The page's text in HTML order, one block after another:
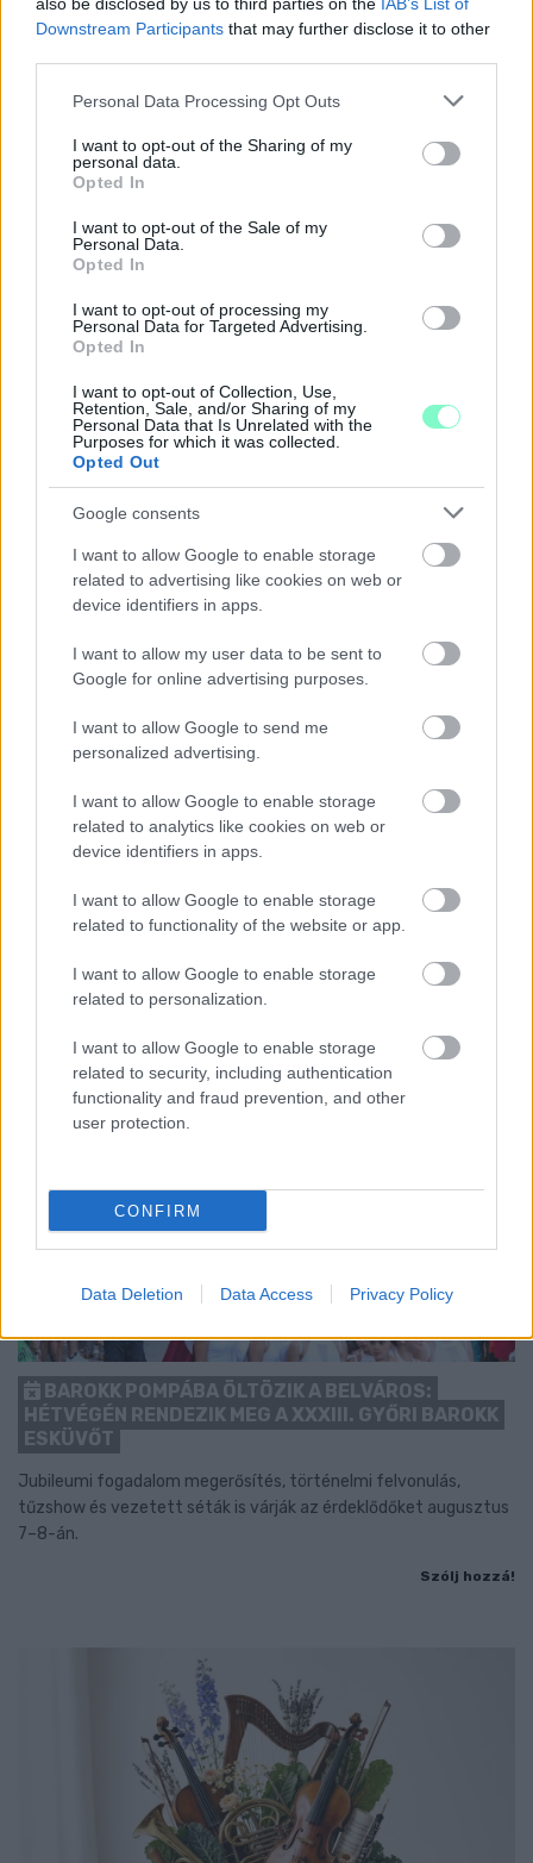
Downstream Participants that may further disclose it to other
Please note that this website/app uses one or more Google
not limited to your visit or usage behaviour. You may click to
grant or deny consent to Google and its third-party tags to
use your data for below specified purposes in below Google
consent section.
Personal Data Processing Opt Outs
I want to opt-out of the Sharing of my
personal data.
Opted In
I want to opt-out of the Sale of my
Personal Data.
Opted In
I want to opt-out of processing my
Personal Data for Targeted Advertising.
Opted In
I want to opt-out of Collection, Use,
Retention, Sale, and/or Sharing of my
Personal Data that Is Unrelated with the
Purposes for which it was collected.
Opted Out
Google consents
I want to allow Google to enable storage
related to advertising like cookies on web or
device identifiers in apps.
I want to allow my user data to be sent to
Google for online advertising purposes.
I want to allow Google to send me
personalized advertising.
I want to allow Google to enable storage
related to analytics like cookies on web or
device identifiers in apps.
I want to allow Google to enable storage
related to functionality of the website or app.
I want to allow Google to enable storage
related to personalization.
I want to allow Google to enable storage
related to security, including authentication
functionality and fraud prevention, and other
user protection.
CONFIRM
Data Deletion Data Access Privacy Policy
A BAROKK ÖSSZES ÁRNYALATA ÉS MÉG EGY SOR
KIVÁLÓ PROGRAM VÁR MINDENKIT EZEN A HÉTVÉGÉN
Középpontban a hagyományőrzés, de lesz Pogány Induló és
Majka koncert, jóga szeánsz, “borhajózás” és egy csomó minden
A GYŐRI AUDI ETO KC PÉNTEKI FELKÉSZÜLÉSI
MÉRKŐZÉSE
Az energiaellátás tehermentesítése érdekében másfél órával
előrébb hozták a Brest Bretagne Handball elleni találkozó
kezdését.
BAROKK POMPÁBA ÖLTÖZIK A BELVÁROS:
HÉTVÉGÉN RENDEZIK MEG A XXXIII. GYŐRI BAROKK
ESKÜVŐT
Jubileumi fogadalom megerősítés, történelmi felvonulás,
tűzshow és vezetett séták is várják az érdeklődőket augusztus
7–8-án.
Szólj hozzá!